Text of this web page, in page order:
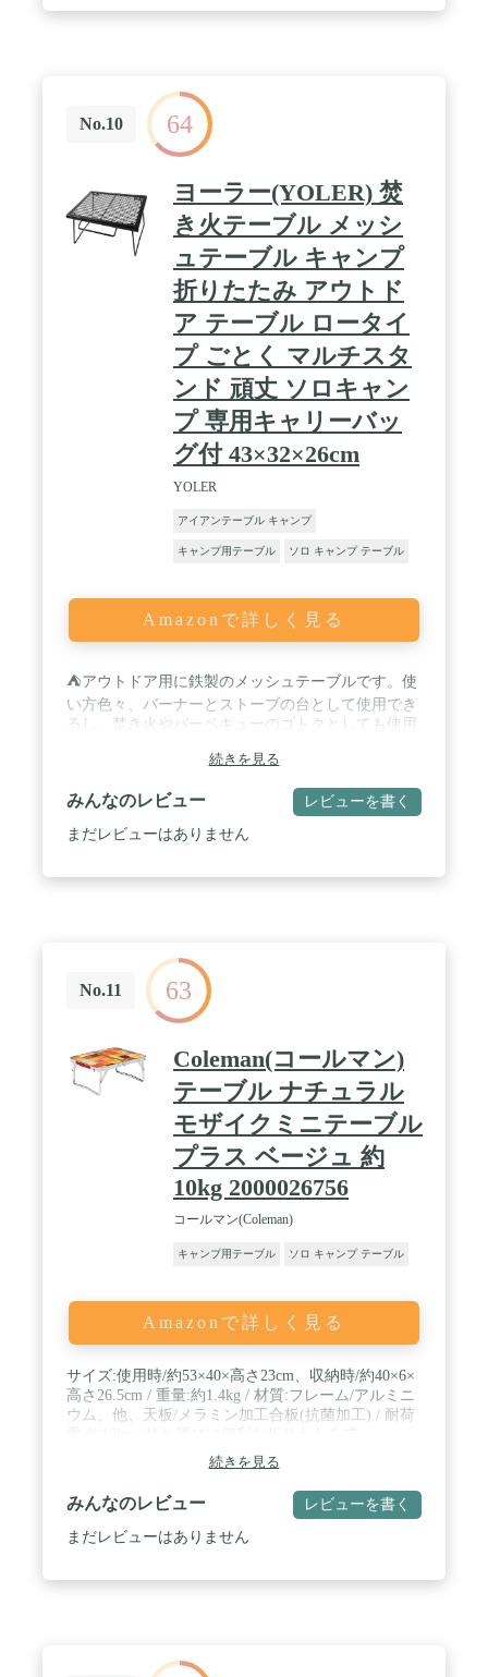
No.10 64
ヨーラー(YOLER) 焚
き火テーブル メッシ
ュテーブル キャンプ
折りたたみ アウトド
ア テーブル ロータイ
プ ごとく マルチスタ
ンド 頑丈 ソロキャン
プ 専用キャリーバッ
グ付 43×32×26cm
YOLER
アイアンテーブル キャンプ
キャンプ用テーブル ソロ キャンプ テーブル
Amazonで詳しく見る
⛺アウトドア用に鉄製のメッシュテーブルです。使
い方色々、バーナーとストーブの台として使用でき
るし、焚き火やバーベキューのゴトクとしても使用
できます。 / ⛺ソロキャンプに丁度良いサイズで
タイルには丁度良い高さです。野外だけでなく、室
ています。丈夫なキャンパス生地を採用しましたの
します。 / ⛺展開サイズ：（約）幅43cm×奥行
32cm×高さ26cm 収納サイズ：（約）幅43cm×奥行
32cm×厚み6cm この商品の保証期間は一年となり
ます。万が一商品に不具合がある時には、無償交
換・返金は可能です。
続きを見る
みんなのレビュー レビューを書く
まだレビューはありません
No.11 63
Coleman(コールマン)
テーブル ナチュラル
モザイクミニテーブル
プラス ベージュ 約
10kg 2000026756
コールマン(Coleman)
キャンプ用テーブル ソロ キャンプ テーブル
Amazonで詳しく見る
サイズ:使用時/約53×40×高さ23cm、収納時/約40×6×
高さ26.5cm / 重量:約1.4kg / 材質:フレーム/アルミニ
ウム、他、天板/メラミン加工合板(抗菌加工) / 耐荷
続きを見る
みんなのレビュー レビューを書く
まだレビューはありません